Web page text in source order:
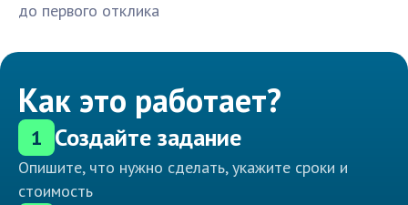
до первого отклика
Как это работает?
1 Создайте задание
Опишите, что нужно сделать, укажите сроки и
стоимость